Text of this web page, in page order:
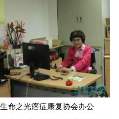
命之光癌症康复协会办公